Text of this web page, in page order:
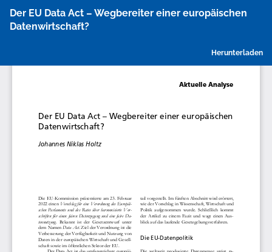
Artikeldetails
zurückkehren
Der EU Data Act – Wegbereiter einer europäischen
Datenwirtschaft?
Herunterladen